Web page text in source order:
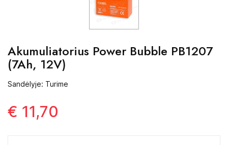
Akumuliatorius Power Bubble PB1207
(7Ah, 12V)
Sandėlyje: Turime
€ 11,70